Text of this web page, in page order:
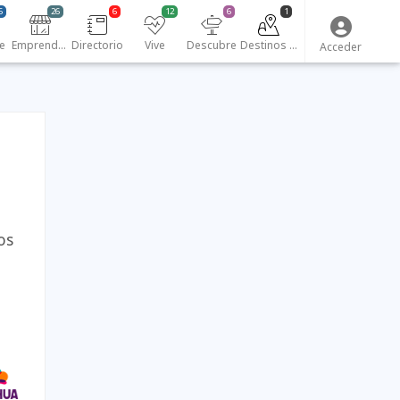
Emprendedores
26
Directorio
6
Vive
12
Descubre
6
Destinos turísticos
1
Acceder